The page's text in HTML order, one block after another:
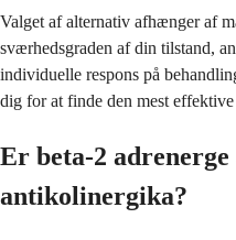
Valget af alternativ afhænger af
sværhedsgraden af din tilstand,
individuelle respons på
dig for at finde den mest
Er beta-2
antikolinergika?